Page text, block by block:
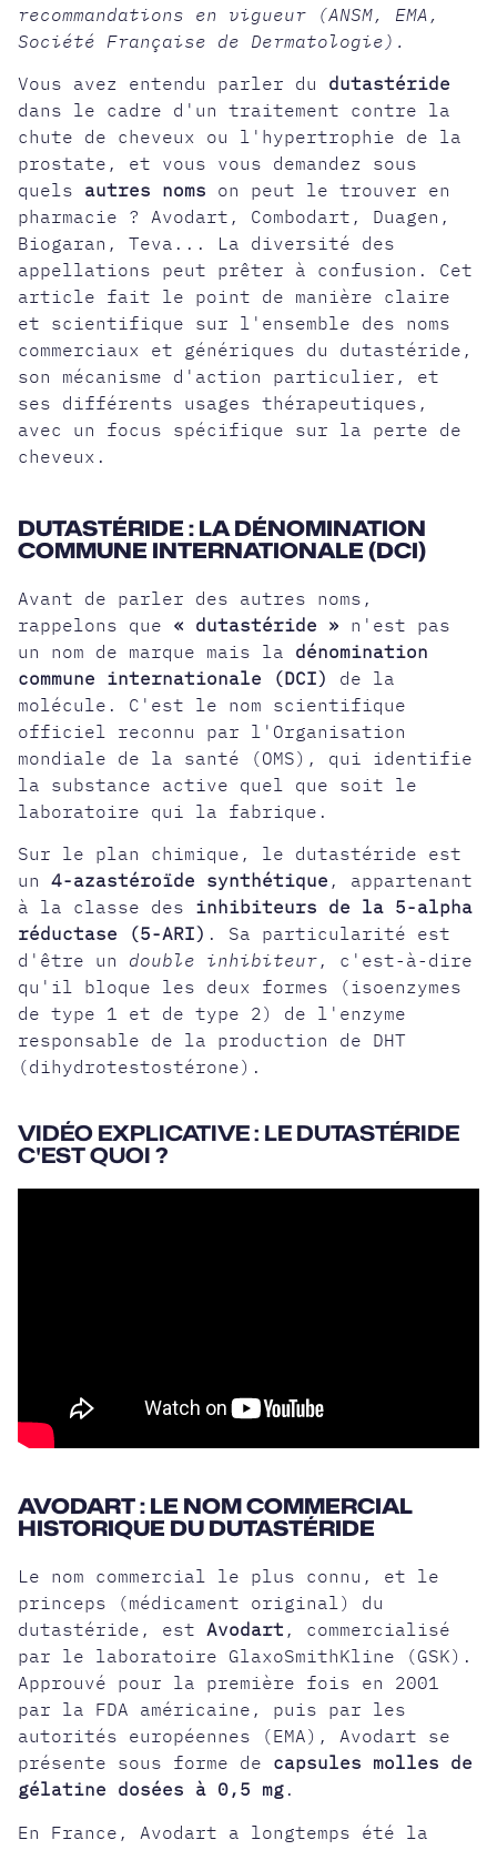
recommandations en vigueur (ANSM, EMA,
Société Française de Dermatologie).
Vous avez entendu parler du dutastéride
dans le cadre d'un traitement contre la
chute de cheveux ou l'hypertrophie de la
prostate, et vous vous demandez sous
quels autres noms on peut le trouver en
pharmacie ? Avodart, Combodart, Duagen,
Biogaran, Teva... La diversité des
appellations peut prêter à confusion. Cet
article fait le point de manière claire
et scientifique sur l'ensemble des noms
commerciaux et génériques du dutastéride,
son mécanisme d'action particulier, et
ses différents usages thérapeutiques,
avec un focus spécifique sur la perte de
cheveux .
DUTASTÉRIDE : LA DÉNOMINATION
COMMUNE INTERNATIONALE (DCI)
Avant de parler des autres noms,
rappelons que « dutastéride » n'est pas
un nom de marque mais la dénomination
commune internationale (DCI)
de la
molécule. C'est le nom scientifique
officiel reconnu par l'Organisation
mondiale de la santé (OMS), qui identifie
la substance active quel que soit le
laboratoire qui la fabrique.
Sur le plan chimique, le dutastéride est
un4-azastéroïde synthétique , appartenant
à la classe des inhibiteurs de la 5-alpha
réductase (5-ARI) . Sa particularité est
d'être un double inhibiteur , c'est-à-dire
qu'il bloque les deux formes (isoenzymes
de type 1 et de type 2) de l'enzyme
responsable de la production de DHT
(dihydrotestostérone).
VIDÉO EXPLICATIVE : LE DUTASTÉRIDE
C'EST QUOI ?
AVODART : LE NOM COMMERCIAL
HISTORIQUE DU DUTASTÉRIDE
Le nom commercial le plus connu, et le
princeps (médicament original) du
dutastéride, estAvodart , commercialisé
par le laboratoire GlaxoSmithKline (GSK).
Approuvé pour la première fois en 2001
par la FDA américaine, puis par les
autorités européennes (EMA), Avodart se
présente sous forme de capsules molles de
gélatine dosées à 0,5 mg .
En France, Avodart a longtemps été la